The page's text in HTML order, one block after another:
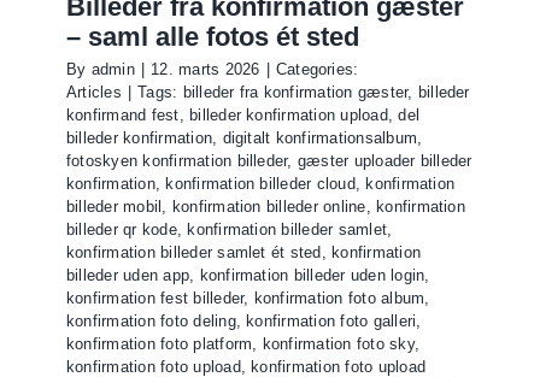
Billeder fra konfirmation gæster
– saml alle fotos ét sted
By admin 12. marts 2026
Categories:
Articles
Tags: billeder fra konfirmation gæster, billeder
konfirmand fest, billeder konfirmation upload,del
billeder konfirmation, digitalt konfirmationsalbum,
fotoskyen konfirmation billeder, gæster uploader billeder
konfirmation, konfirmation billeder cloud, konfirmation
billeder mobil , konfirmation billeder online, konfirmation
billeder qr kode, konfirmation billeder samlet,
konfirmation billeder samlet ét sted , konfirmation
billeder uden app, konfirmation billeder uden login,
konfirmation fest billeder, konfirmation foto album,
konfirmation foto deling, konfirmation foto galleri,
konfirmation foto platform, konfirmation foto sky,
konfirmation foto upload, konfirmation foto upload